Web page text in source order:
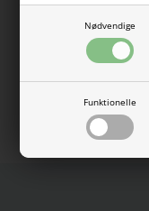
Nødvendige
Funktionelle
oplyses med UV-
er inkluderet men
Se mere fraDino World
TOY0413381